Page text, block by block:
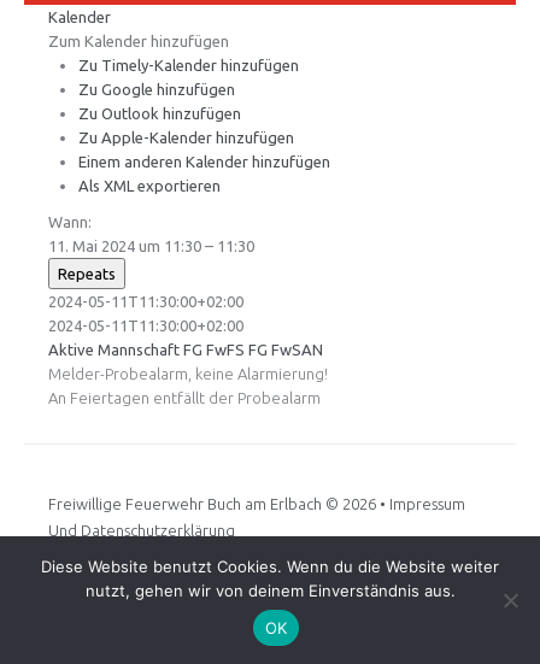
Kalender
Zum Kalender hinzufügen
Zu Timely-Kalender hinzufügen
Zu Google hinzufügen
Zu Outlook hinzufügen
Zu Apple-Kalender hinzufügen
Einem anderen Kalender hinzufügen
Als XML exportieren
Wann:
11. Mai 2024 um 11:30 – 11:30
Repeats
2024-05-11T11:30:00+02:00
2024-05-11T11:30:00+02:00
Aktive Mannschaft FG FwFS FG FwSAN
Melder-Probealarm, keine Alarmierung!
An Feiertagen entfällt der Probealarm
Freiwillige Feuerwehr Buch am Erlbach © 2026 • Impressum
Und Datenschutzerklärung
Diese Website benutzt Cookies. Wenn du die Website weiter
nutzt, gehen wir von deinem Einverständnis aus.
OK